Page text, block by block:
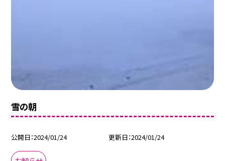
雪の朝
公開日 2024/01/24 更新日 2024/01/24